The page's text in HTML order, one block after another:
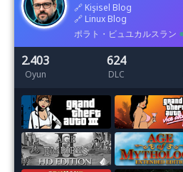
🔗 Kişisel Blog
🔗 Linux Blog
ポラト・ビュユカルスラン
2.403
Oyun
624
DLC